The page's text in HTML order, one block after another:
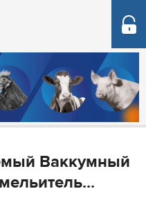
Ваккумный